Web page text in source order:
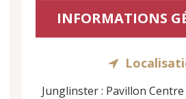
INFORMATIONS
Junglinster : Pavillon